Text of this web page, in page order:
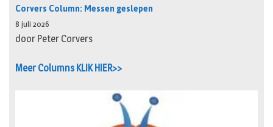
Corvers Column: Messen geslepen
8 juli 2026
door Peter Corvers
Meer Columns KLIK HIER>>